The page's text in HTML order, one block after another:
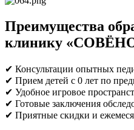
Преимущества
клинику
✔ Консультации опытных
✔ Прием детей с 0 лет по
✔ Удобное игровое
✔ Готовые заключения
✔ Приятные скидки и